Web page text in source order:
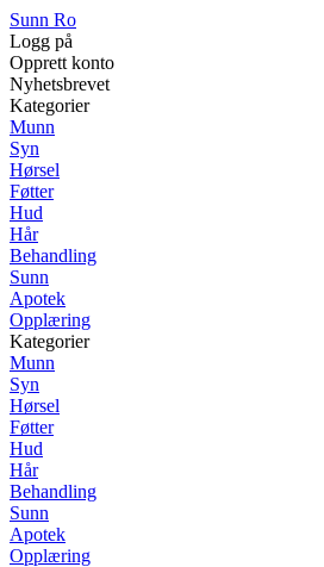
Sunn Ro
Logg på
Opprett konto
Nyhetsbrevet
Kategorier
Munn
Syn
Hørsel
Føtter
Hud
Hår
Behandling
Sunn
Apotek
Opplæring
Kategorier
Munn
Syn
Hørsel
Føtter
Hud
Hår
Behandling
Sunn
Apotek
Opplæring